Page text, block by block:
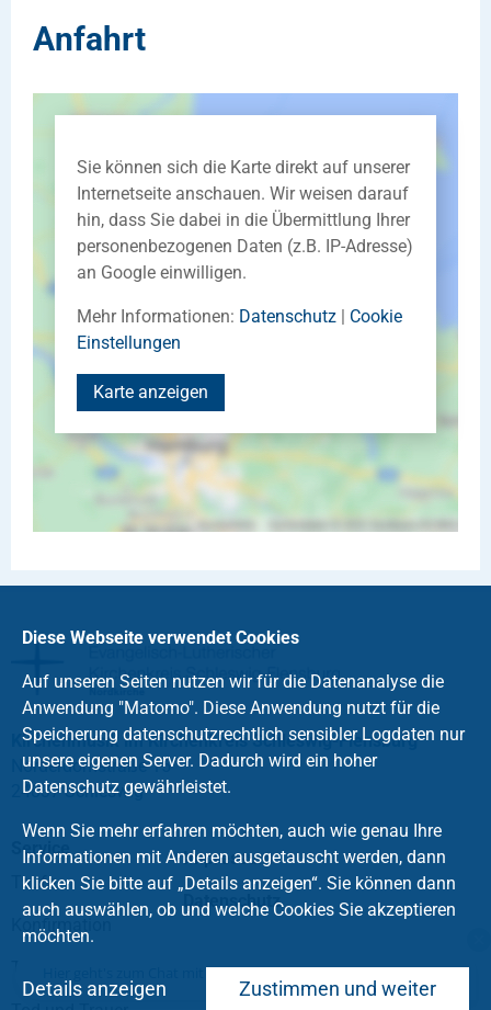
Anfahrt
Sie können sich die Karte direkt auf unserer
Internetseite anschauen. Wir weisen darauf
hin, dass Sie dabei in die Übermittlung Ihrer
personenbezogenen Daten (z.B. IP-Adresse)
an Google einwilligen.
Mehr Informationen: Datenschutz | Cookie
Einstellungen
Karte anzeigen
Kirchenmusik im Kirchenkreis Schleswig-Flensburg
Norderdomstraße 15
24837 Schleswig
Service
Taufe
Konfirmation
Impressum
Datenschutz
Diese Webseite verwendet Cookies
Auf unseren Seiten nutzen wir für die Datenanalyse die
Anwendung "Matomo". Diese Anwendung nutzt für die
Speicherung datenschutzrechtlich sensibler Logdaten nur
unsere eigenen Server. Dadurch wird ein hoher
Datenschutz gewährleistet.
Wenn Sie mehr erfahren möchten, auch wie genau Ihre
Informationen mit Anderen ausgetauscht werden, dann
klicken Sie bitte auf „Details anzeigen“. Sie können dann
auch auswählen, ob und welche Cookies Sie akzeptieren
möchten.
Zustimmen und weiter
Details anzeigen
Hier geht's zum Chat mit dem Team des Kirchenkreises